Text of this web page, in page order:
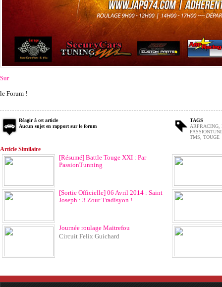
Sur
le Forum !
Réagir à cet article
Aucun sujet en rapport sur le forum
TAGS
ARPRACING
TMS
TOUGE
Article Similaire
[Résumé] Battle Touge XXI : Par
PassionTunning
[Sortie Officielle] 06 Avril 2014 : Saint
Joseph : 3 Zour Tradisyon !
Journée roulage Maitrefou
Circuit Felix Guichard